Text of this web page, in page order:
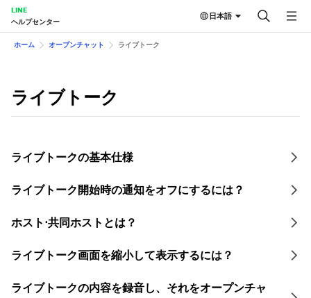
LINE
ヘルプセンター
日本語
ホーム オープンチャット ライブトーク
ライブトーク
ライブトークの基本仕様
ライブトーク開始時の通知をオフにするには？
ホスト⋅共同ホストとは？
ライブトーク画面を縮小して表示するには？
ライブトークの内容を録音し、それをオープンチャ